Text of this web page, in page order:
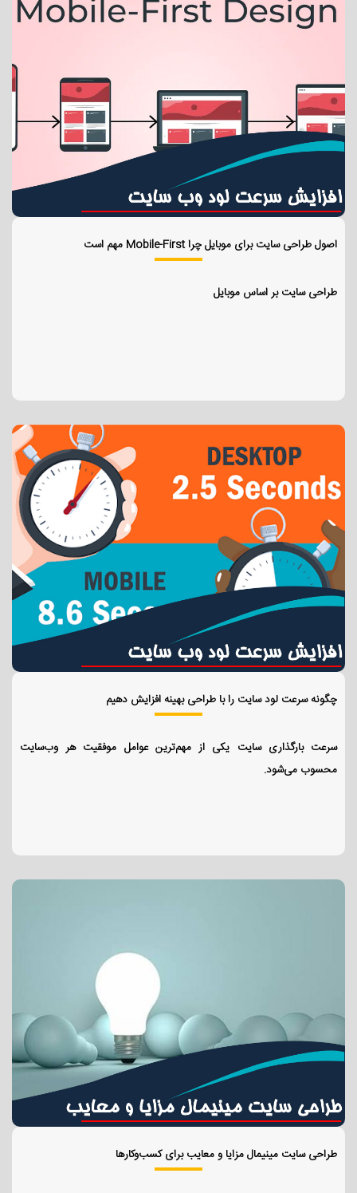
اصول طراحی سایت برای موبایل چرا Mobile-First مهم است
طراحی سایت بر اساس موبایل
چگونه سرعت لود سایت را با طراحی بهینه افزایش دهیم
سرعت بارگذاری سایت یکی از مهم‌ترین عوامل موفقیت هر وب‌سایت
محسوب می‌شود.
طراحی سایت مینیمال مزایا و معایب برای کسب‌وکارها